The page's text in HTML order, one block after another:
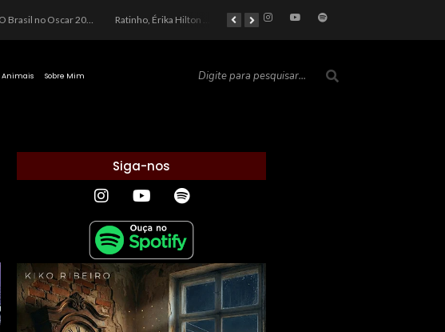
O Brasil no Oscar 2026: Entre a Cota do Politicamente Correto e a Realidade das Telas Ratinho, Érika Hilton e a Farsa Política: Quem Ganha com o Barulho no País de Bobson? As controvérsias que marcam o cenário político e econômico nacional
Animais Sobre Mim
Siga-nos